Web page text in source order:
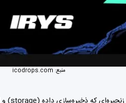
منبع: icodrops.com